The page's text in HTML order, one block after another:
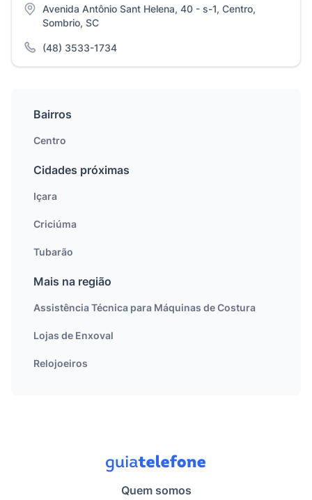
Avenida Antônio Sant Helena, 40 - s-1, Centro,
Sombrio, SC
(48) 3533-1734
Bairros
Centro
Cidades próximas
Içara
Criciúma
Tubarão
Mais na região
Assistência Técnica para Máquinas de Costura
Lojas de Enxoval
Relojoeiros
Quem somos